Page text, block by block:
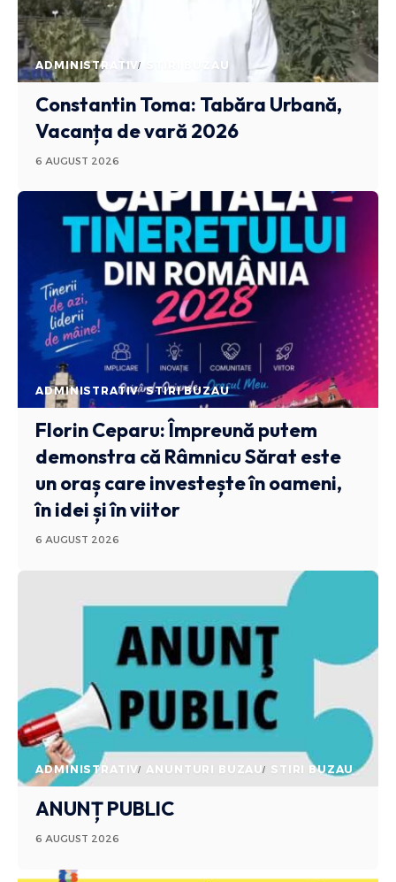
ADMINISTRATIV STIRI BUZAU
Constantin Toma: Tabăra Urbană,
Vacanța de vară 2026
6 AUGUST 2026
ADMINISTRATIV STIRI BUZAU
Florin Ceparu: Împreună putem
demonstra că Râmnicu Sărat este
un oraș care investește în oameni,
în idei și în viitor
6 AUGUST 2026
ADMINISTRATIV ANUNTURI BUZAU STIRI BUZAU
ANUNȚ PUBLIC
6 AUGUST 2026